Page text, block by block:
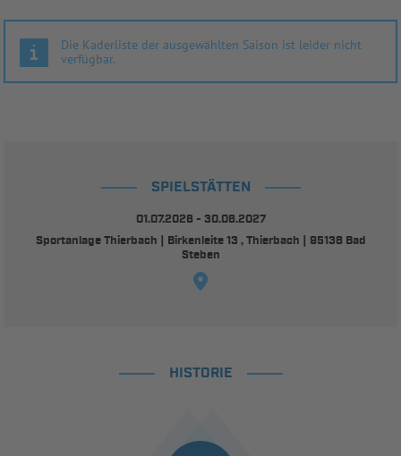
Die Kaderliste der ausgewählten Saison ist leider nicht
verfügbar.
SPIELSTÄTTEN
01.07.2026 - 30.06.2027
Sportanlage Thierbach | Birkenleite 13 , Thierbach | 95138 Bad
Steben
HISTORIE